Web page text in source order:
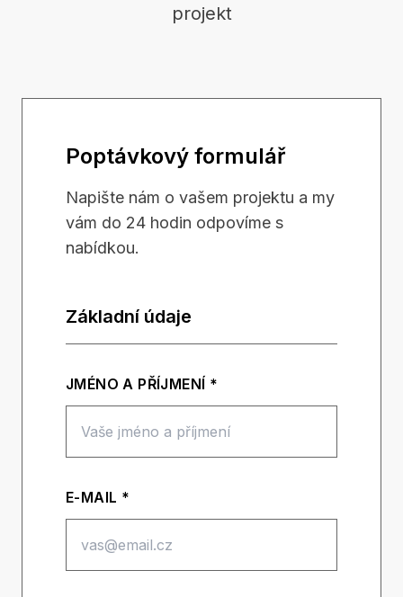
projekt
Poptávkový formulář
Napište nám o vašem projektu a my
vám do 24 hodin odpovíme s
nabídkou.
Základní údaje
JMÉNO A PŘÍJMENÍ *
E-MAIL *